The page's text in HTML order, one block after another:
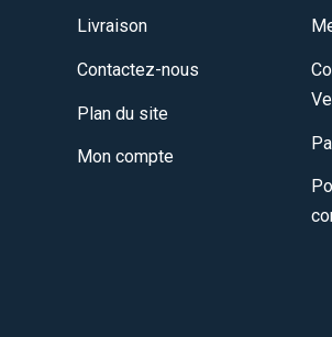
Livraison
Contactez-nous
Plan du site
Mon compte